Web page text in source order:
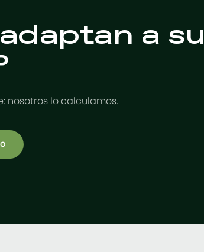
a su
nosotros lo calculamos.